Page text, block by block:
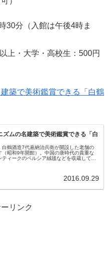
30分（入館は午後4時ま
上・大学・高校生：500円
築で美術鑑賞できる「白鶴
ズムの名建築で美術鑑賞できる「白
白鶴酒造7代嘉納治兵衛が開設した老舗の
（昭和9年開館）。中国の唐時代の貴重な
ティークのペルシア絨毯などを収蔵してい
見所が豊富です。 営業しているのは春と秋
2016.09.29
リンク